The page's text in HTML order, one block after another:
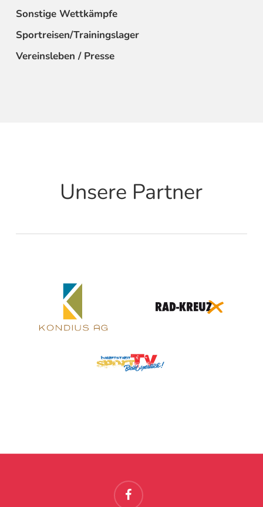
Sonstige Wettkämpfe
Sportreisen/Trainingslager
Vereinsleben / Presse
Unsere Partner
facebook